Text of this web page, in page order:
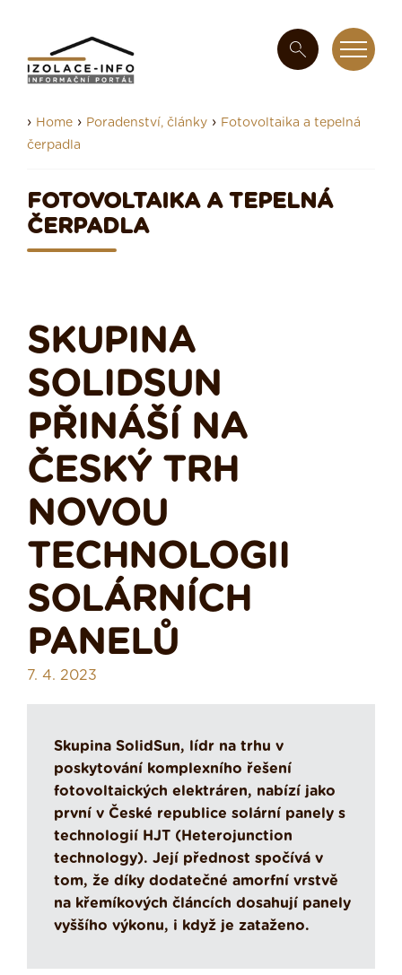
› Home › Poradenství, články › Fotovoltaika a tepelná
čerpadla
FOTOVOLTAIKA A TEPELNÁ
ČERPADLA
SKUPINA
SOLIDSUN
PŘINÁŠÍ NA
ČESKÝ TRH
NOVOU
TECHNOLOGII
SOLÁRNÍCH
PANELŮ
7. 4. 2023
Skupina SolidSun, lídr na trhu v
poskytování komplexního řešení
fotovoltaických elektráren, nabízí jako
první v České republice solární panely s
technologií HJT (Heterojunction
technology). Její přednost spočívá v
tom, že díky dodatečné amorfní vrstvě
na křemíkových článcích dosahují panely
vyššího výkonu, i když je zataženo.